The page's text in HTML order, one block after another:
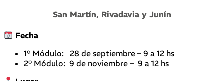
San Martín, Rivadavia y Junín
Fecha
1° Módulo: 28 de septiembre – 9 a 12 hs
2° Módulo: 9 de noviembre – 9 a 12 hs